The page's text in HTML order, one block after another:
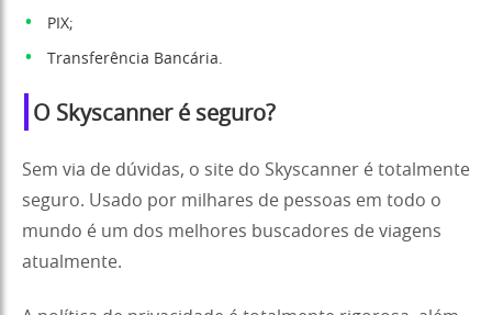
PIX;
Transferência Bancária.
O Skyscanner é seguro?
Sem via de dúvidas, o site do Skyscanner é totalmente
seguro. Usado por milhares de pessoas em todo o
mundo é um dos melhores buscadores de viagens
atualmente.